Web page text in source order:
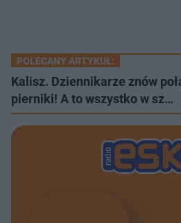
POLECANY ARTYKUŁ:
Kalisz. Dziennikarze znów
pierniki! A to wszystko w sz…